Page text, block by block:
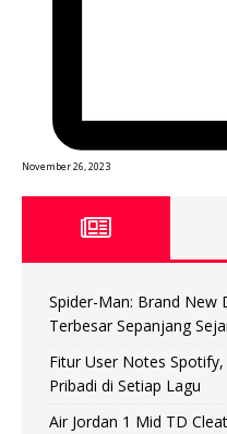
November 26, 2023
Spider-Man: Brand New
Terbesar Sepanjang
Fitur User Notes
Pribadi di Setiap Lagu
Air Jordan 1 Mid TD